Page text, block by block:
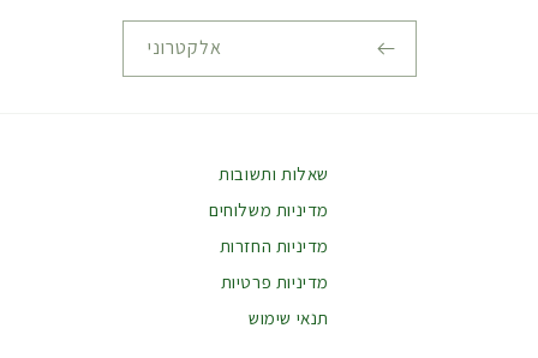
אלקטרוני
תשלום
שאלות ותשובות
מדיניות משלוחים
מדיניות החזרות
מדיניות פרטיות
תנאי שימוש